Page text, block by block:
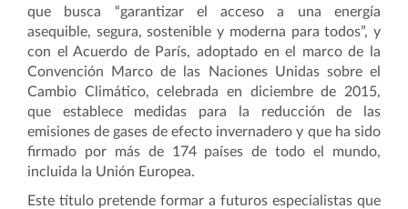
que busca “garantizar el acceso a una energía
asequible, segura, sostenible y moderna para todos”, y
con el Acuerdo de París, adoptado en el marco de la
Convención Marco de las Naciones Unidas sobre el
Cambio Climático, celebrada en diciembre de 2015,
que establece medidas para la reducción de las
emisiones de gases de efecto invernadero y que ha sido
firmado por más de 174 países de todo el mundo,
incluida la Unión Europea.
Este título pretende formar a futuros especialistas que